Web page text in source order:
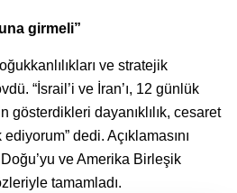
girmeli”
ve stratejik
“İsrail’i ve İran’ı, 12 günlük
gösterdikleri dayanıklılık, cesaret
dedi. Açıklamasını
Doğu’yu ve Amerika Birleşik
tamamladı.